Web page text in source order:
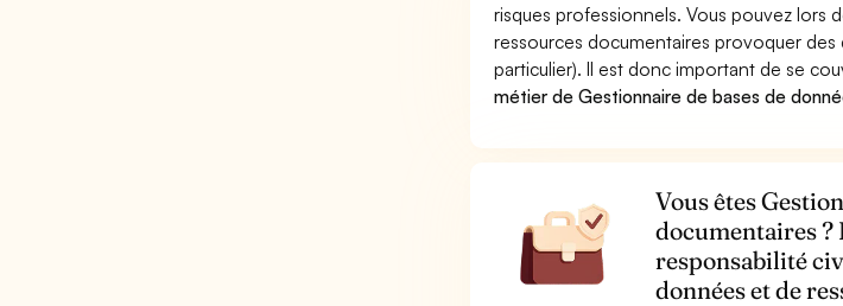
risques professionnels. Vous pouvez lors
ressources documentaires provoquer
particulier). Il est donc important de se
métier de Gestionnaire de bases de
Vous êtes
documentaires ?
responsabilité
données et de